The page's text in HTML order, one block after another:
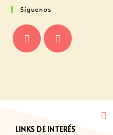
Síguenos
LINKS DE INTERÉS